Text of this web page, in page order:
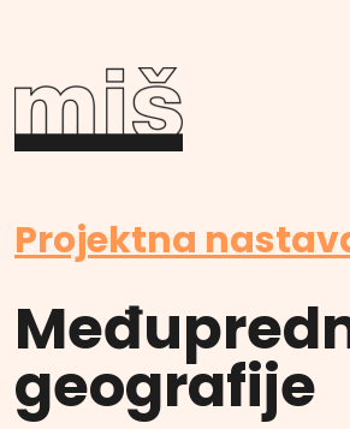
Projektna
geografije